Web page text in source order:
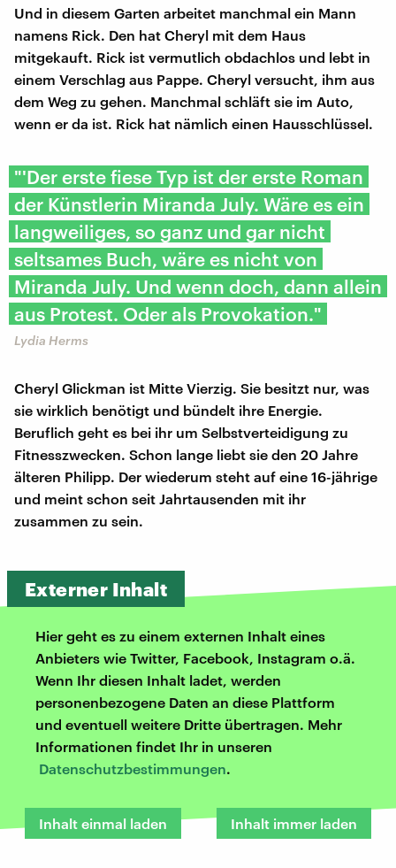
Und in diesem Garten arbeitet manchmal ein Mann
namens Rick. Den hat Cheryl mit dem Haus
mitgekauft. Rick ist vermutlich obdachlos und lebt in
einem Verschlag aus Pappe. Cheryl versucht, ihm aus
dem Weg zu gehen. Manchmal schläft sie im Auto,
wenn er da ist. Rick hat nämlich einen Hausschlüssel.
"'Der erste fiese Typ ist der erste Roman
der Künstlerin Miranda July. Wäre es ein
langweiliges, so ganz und gar nicht
seltsames Buch, wäre es nicht von
Miranda July. Und wenn doch, dann allein
aus Protest. Oder als Provokation."
Lydia Herms
Cheryl Glickman ist Mitte Vierzig. Sie besitzt nur, was
sie wirklich benötigt und bündelt ihre Energie.
Beruflich geht es bei ihr um Selbstverteidigung zu
Fitnesszwecken. Schon lange liebt sie den 20 Jahre
älteren Philipp. Der wiederum steht auf eine 16-jährige
und meint schon seit Jahrtausenden mit ihr
zusammen zu sein.
Externer Inhalt
Hier geht es zu einem externen Inhalt eines
Anbieters wie Twitter, Facebook, Instagram o.ä.
Wenn Ihr diesen Inhalt ladet, werden
personenbezogene Daten an diese Plattform
und eventuell weitere Dritte übertragen. Mehr
Informationen findet Ihr in unseren
Datenschutzbestimmungen.
Inhalt einmal laden Inhalt immer laden